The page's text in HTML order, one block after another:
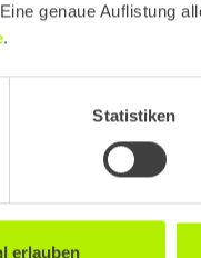
genaue Auflistung
.
Statistiken
erlauben